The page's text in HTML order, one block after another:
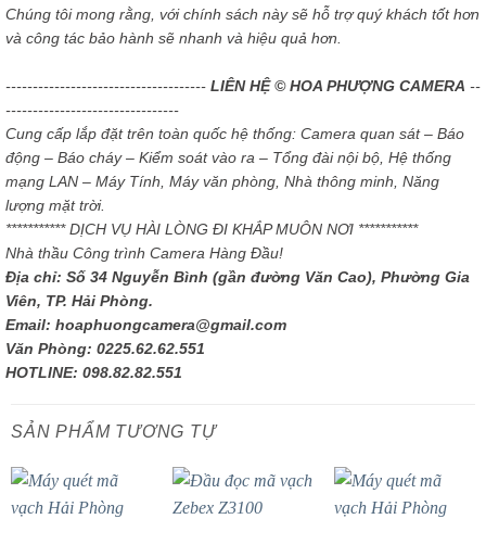
Chúng tôi mong rằng, với chính sách này sẽ hỗ trợ quý khách tốt hơn
và công tác bảo hành sẽ nhanh và hiệu quả hơn.
------------------------------------- LIÊN HỆ © HOA PHƯỢNG CAMERA --
--------------------------------
Cung cấp lắp đặt trên toàn quốc hệ thống: Camera quan sát – Báo
động – Báo cháy – Kiểm soát vào ra – Tổng đài nội bộ, Hệ thống
mạng LAN – Máy Tính, Máy văn phòng, Nhà thông minh, Năng
lượng mặt trời.
*********** DỊCH VỤ HÀI LÒNG ĐI KHẮP MUÔN NƠI ***********
Nhà thầu Công trình Camera Hàng Đầu!
Địa chỉ: Số 34 Nguyễn Bình (gần đường Văn Cao), Phường Gia
Viên, TP. Hải Phòng.
Email: hoaphuongcamera@gmail.com
Văn Phòng: 0225.62.62.551
HOTLINE: 098.82.82.551
SẢN PHẨM TƯƠNG TỰ